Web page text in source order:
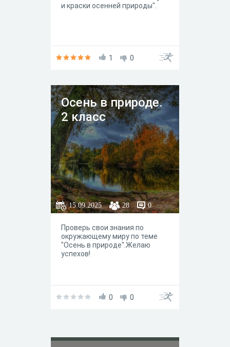
и краски осенней природы".
1 0
Осень в природе.
2 класс
15.09.2025 28 0
Проверь свои знания по
окружающему миру по теме
"Осень в природе".Желаю
успехов!
0 0